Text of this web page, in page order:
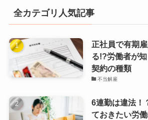
全カテゴリ人気記事
正社員で有期
る!?労働者が
契約の種類
不当解雇
6連勤は違法！
ておきたい労